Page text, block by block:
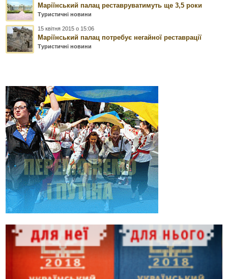
Маріїнський палац реставруватимуть ще 3,5 роки
Туристичні новини
15 квітня 2015 о 15:06
Маріїнський палац потребує негайної реставрації
Туристичні новини